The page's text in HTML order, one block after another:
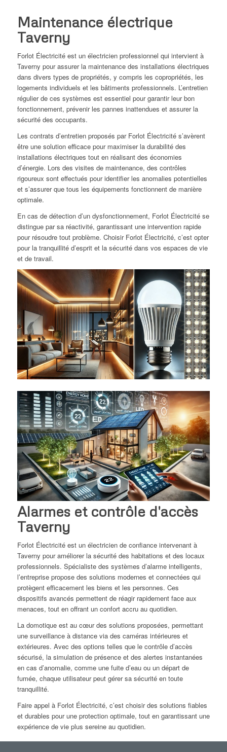
Maintenance électrique
Taverny
Forlot Électricité est un électricien professionnel qui intervient à
Taverny pour assurer la maintenance des installations électriques
dans divers types de propriétés, y compris les copropriétés, les
logements individuels et les bâtiments professionnels. L’entretien
régulier de ces systèmes est essentiel pour garantir leur bon
fonctionnement, prévenir les pannes inattendues et assurer la
sécurité des occupants.
Les contrats d’entretien proposés par Forlot Électricité s’avèrent
être une solution efficace pour maximiser la durabilité des
installations électriques tout en réalisant des économies
d’énergie. Lors des visites de maintenance, des contrôles
rigoureux sont effectués pour identifier les anomalies potentielles
et s’assurer que tous les équipements fonctionnent de manière
optimale.
En cas de détection d’un dysfonctionnement, Forlot Électricité se
distingue par sa réactivité, garantissant une intervention rapide
pour résoudre tout problème. Choisir Forlot Électricité, c’est opter
pour la tranquillité d’esprit et la sécurité dans vos espaces de vie
et de travail.
Alarmes et contrôle d'accès
Taverny
Forlot Électricité est un électricien de confiance intervenant à
Taverny pour améliorer la sécurité des habitations et des locaux
professionnels. Spécialiste des systèmes d’alarme intelligents,
l’entreprise propose des solutions modernes et connectées qui
protègent efficacement les biens et les personnes. Ces
dispositifs avancés permettent de réagir rapidement face aux
menaces, tout en offrant un confort accru au quotidien.
La domotique est au cœur des solutions proposées, permettant
une surveillance à distance via des caméras intérieures et
extérieures. Avec des options telles que le contrôle d’accès
sécurisé, la simulation de présence et des alertes instantanées
en cas d’anomalie, comme une fuite d’eau ou un départ de
fumée, chaque utilisateur peut gérer sa sécurité en toute
tranquillité.
Faire appel à Forlot Électricité, c’est choisir des solutions fiables
et durables pour une protection optimale, tout en garantissant une
expérience de vie plus sereine au quotidien.